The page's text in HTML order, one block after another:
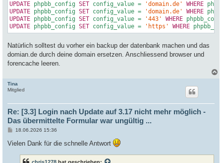
UPDATE phpbb_config SET config_value = 'domain.de' WHERE
UPDATE phpbb_config SET config_value = 'domain.de' WHERE
UPDATE phpbb_config SET config_value = '443' WHERE
UPDATE phpbb_config SET config_value = 'https' WHERE
Natürlich solltest du vorher ein backup der datenbank machen und das
domian.de durch deine domain ersetzen. Anschliessend browser und
forencache leeren.
Tina
Mitglied
Re: [3.3] Login nach Update auf 3.17 nicht mehr möglich -
Das übermittelte Formular war ungültig ...
B
i
t
18.06.2026 15:36
Vielen Dank für die schnelle Antwort
chris1278 hat geschrieben: